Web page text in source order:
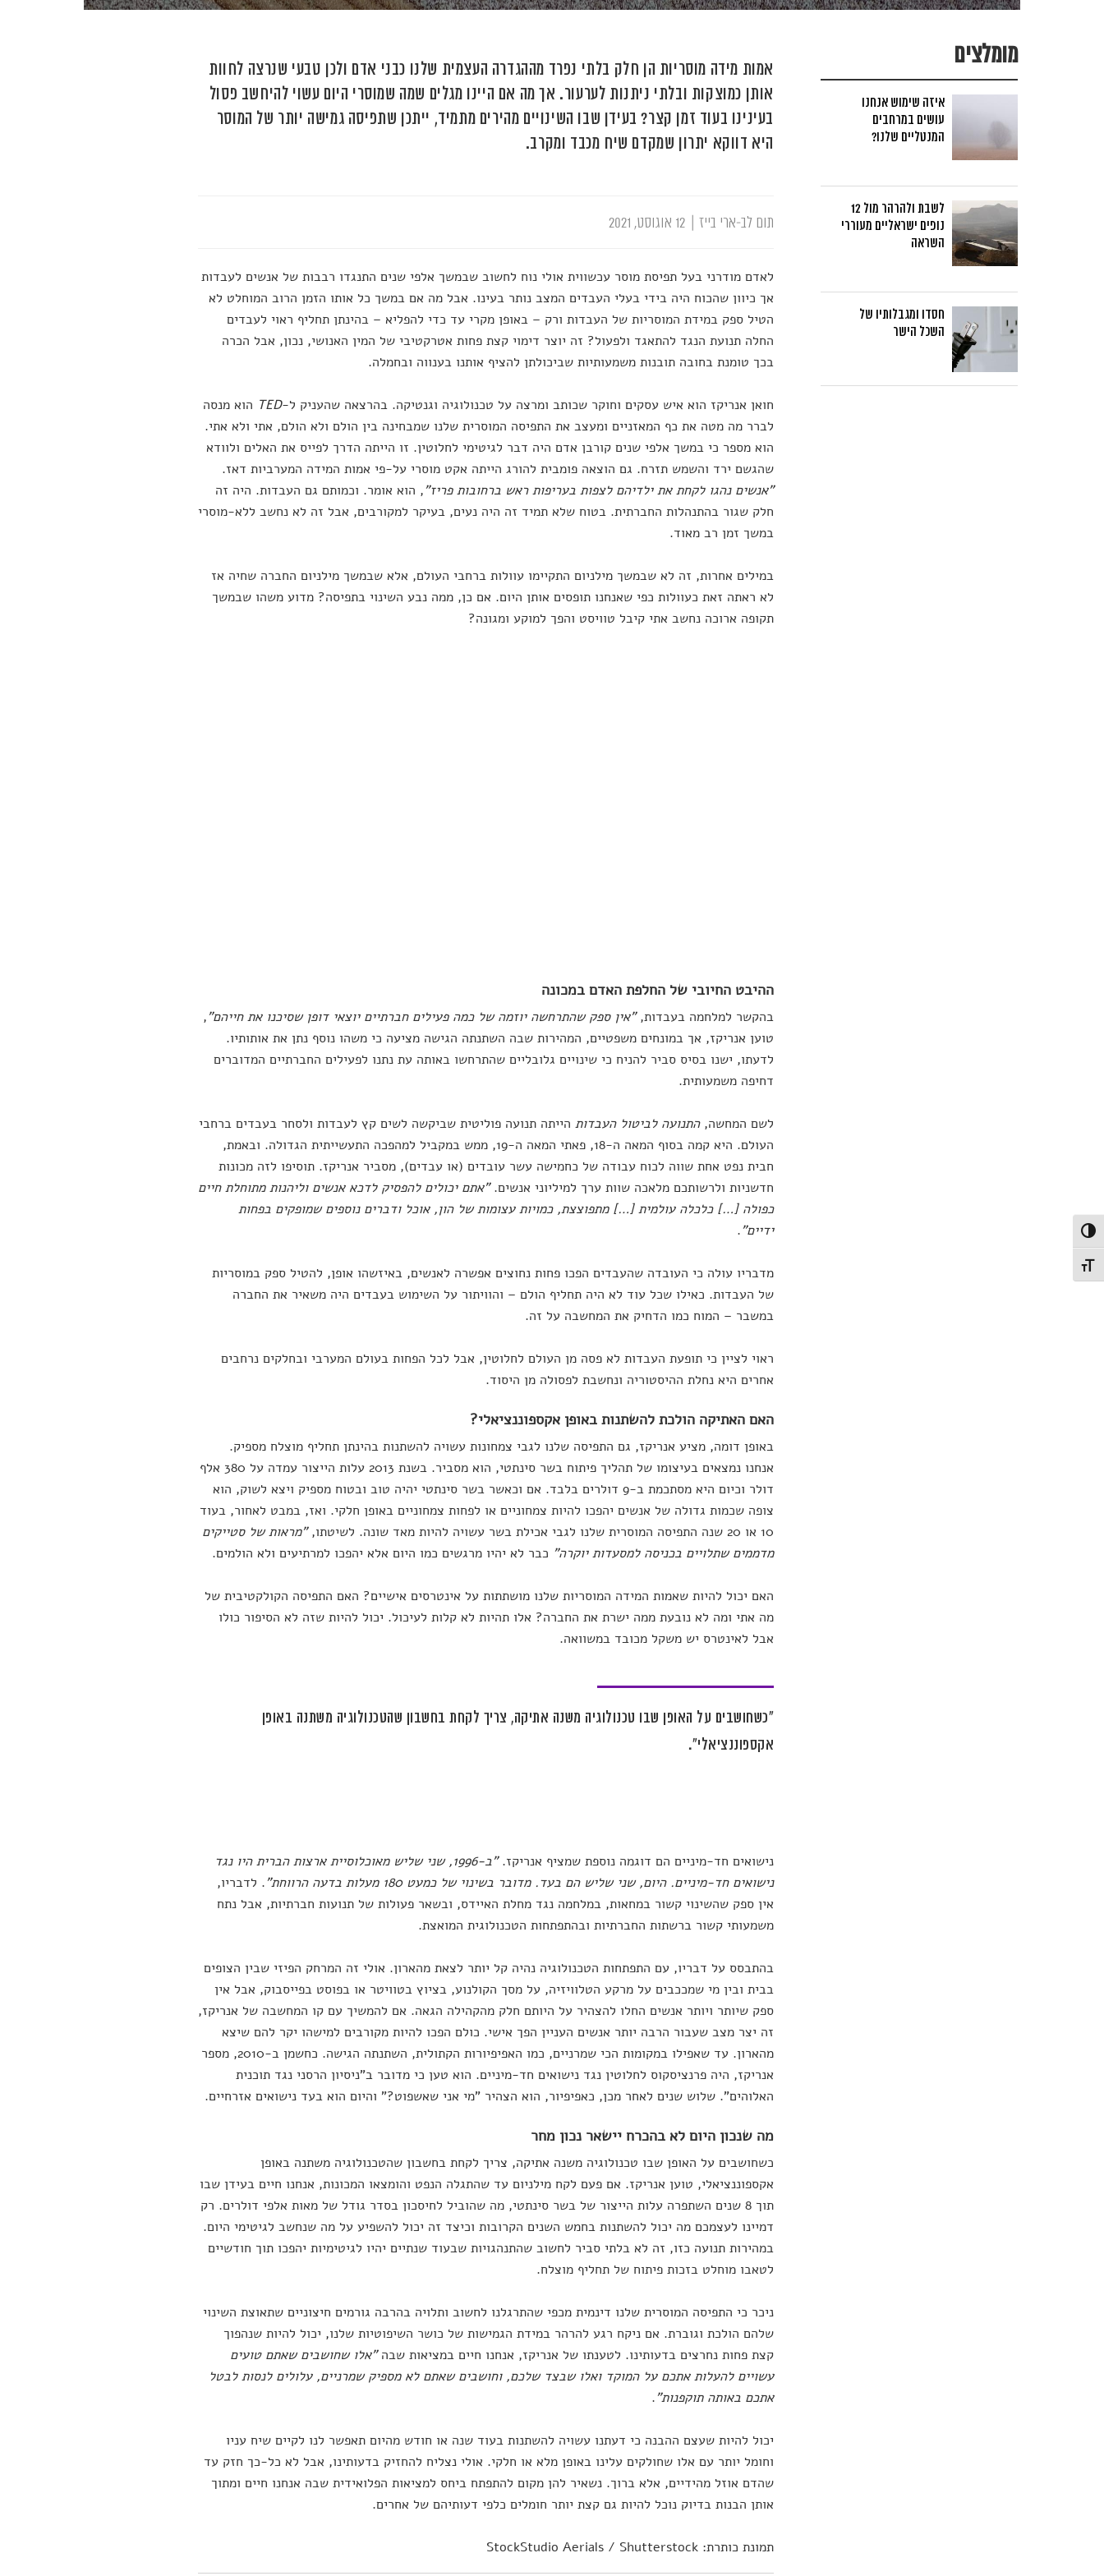
הפעל/כבה ניגודיות גבוהה
מתג גודל גופן
אמות מידה מוסריות הן חלק בלתי נפרד מההגדרה העצמית שלנו כבני אדם ולכן טבעי שנרצה לחוות
אותן כמוצקות ובלתי ניתנות לערעור. אך מה אם היינו מגלים שמה שמוסרי היום עשוי להיחשב פסול
בעינינו בעוד זמן קצר? בעידן שבו השינויים מהירים מתמיד, ייתכן שתפיסה גמישה יותר של המוסר
היא דווקא יתרון שמקדם שיח מכבד ומקרב.
תום לב-ארי בייז
לאדם מודרני בעל תפיסת מוסר עכשווית אולי נוח לחשוב שבמשך אלפי שנים התנגדו רבבות של אנשים לעבדות
אך כיוון שהכוח היה בידי בעלי העבדים המצב נותר בעינו. אבל מה אם במשך כל אותו הזמן הרוב המוחלט לא
הטיל ספק במידת המוסריות של העבדות ורק – באופן מקרי עד כדי להפליא – בהינתן תחליף ראוי לעבדים
החלה תנועת הנגד להתאגד ולפעול? זה יוצר דימוי קצת פחות אטרקטיבי של המין האנושי, נכון, אבל הכרה
בכך טומנת בחובה תובנות משמעותיות שביכולתן להציף אותנו בענווה ובחמלה.
חואן אנריקז הוא איש עסקים וחוקר שכותב ומרצה על טכנולוגיה וגנטיקה. בהרצאה שהעניק ל-TED הוא מנסה
לברר מה מטה את כף המאזניים ומעצב את התפיסה המוסרית שלנו שמבחינה בין הולם ולא הולם, אתי ולא אתי.
הוא מספר כי במשך אלפי שנים קורבן אדם היה דבר לגיטימי לחלוטין. זו הייתה הדרך לפייס את האלים ולוודא
שהגשם ירד והשמש תזרח. גם הוצאה פומבית להורג הייתה אקט מוסרי על-פי אמות המידה המערביות דאז.
"אנשים נהגו לקחת את ילדיהם לצפות בעריפות ראש ברחובות פריז", הוא אומר. וכמותם גם העבדות. היה זה
חלק שגור בהתנהלות החברתית. בטוח שלא תמיד זה היה נעים, בעיקר למקורבים, אבל זה לא נחשב ללא-מוסרי
במשך זמן רב מאוד.
במילים אחרות, זה לא שבמשך מילניום התקיימו עוולות ברחבי העולם, אלא שבמשך מילניום החברה שחיה אז
לא ראתה זאת כעוולות כפי שאנחנו תופסים אותן היום. אם כן, ממה נבע השינוי בתפיסה? מדוע משהו שבמשך
תקופה ארוכה נחשב אתי קיבל טוויסט והפך למוקע ומגונה?
ההיבט החיובי של החלפת האדם במכונה
בהקשר למלחמה בעבדות,"אין ספק שהתרחשה יוזמה של כמה פעילים חברתיים יוצאי דופן שסיכנו את חייהם",
טוען אנריקז, אך במונחים משפטיים, המהירות שבה השתנתה הגישה מציעה כי משהו נוסף נתן את אותותיו.
לדעתו, ישנו בסיס סביר להניח כי שינויים גלובליים שהתרחשו באותה עת נתנו לפעילים החברתיים המדוברים
דחיפה משמעותית.
לשם המחשה,התנועה לביטול העבדות הייתה תנועה פוליטית שביקשה לשים קץ לעבדות ולסחר בעבדים ברחבי
העולם. היא קמה בסוף המאה ה-18, פאתי המאה ה-19, ממש במקביל למהפכה התעשייתית הגדולה. ובאמת,
חבית נפט אחת שווה לכוח עבודה של כחמישה עשר עובדים (או עבדים), מסביר אנריקז. תוסיפו לזה מכונות
חדשניות ולרשותכם מלאכה שוות ערך למיליוני אנשים."אתם יכולים להפסיק לדכא אנשים וליהנות מתוחלת חיים
כפולה […] כלכלה עולמית […] מתפוצצת, כמויות עצומות של הון, אוכל ודברים נוספים שמופקים בפחות
ידיים".
מדבריו עולה כי העובדה שהעבדים הפכו פחות נחוצים אפשרה לאנשים, באיזשהו אופן, להטיל ספק במוסריות
של העבדות. כאילו שכל עוד לא היה תחליף הולם – והוויתור על השימוש בעבדים היה משאיר את החברה
במשבר – המוח כמו הדחיק את המחשבה על זה.
ראוי לציין כי תופעת העבדות לא פסה מן העולם לחלוטין, אבל לכל הפחות בעולם המערבי ובחלקים נרחבים
אחרים היא נחלת ההיסטוריה ונחשבת לפסולה מן היסוד.
האם האתיקה הולכת להשתנות באופן אקספוננציאלי?
באופן דומה, מציע אנריקז, גם התפיסה שלנו לגבי צמחונות עשויה להשתנות בהינתן תחליף מוצלח מספיק.
אנחנו נמצאים בעיצומו של תהליך פיתוח בשר סינתטי, הוא מסביר. בשנת 2013 עלות הייצור עמדה על 380 אלף
דולר וכיום היא מסתכמת ב-9 דולרים בלבד. אם וכאשר בשר סינתטי יהיה טוב ובטוח מספיק ויצא לשוק, הוא
צופה שכמות גדולה של אנשים יהפכו להיות צמחוניים או לפחות צמחוניים באופן חלקי. ואז, במבט לאחור, בעוד
10 או 20 שנה התפיסה המוסרית שלנו לגבי אכילת בשר עשויה להיות מאד שונה. לשיטתו,
"מראות של סטייקים
מדממים שתלויים בכניסה למסעדות יוקרה" כבר לא יהיו מרגשים כמו היום אלא יהפכו למרתיעים ולא הולמים.
האם יכול להיות שאמות המידה המוסריות שלנו מושתתות על אינטרסים אישיים? האם התפיסה הקולקטיבית של
מה אתי ומה לא נובעת ממה ישרת את החברה? אלו תהיות לא קלות לעיכול. יכול להיות שזה לא הסיפור כולו
אבל לאינטרס יש משקל מכובד במשוואה.
"כשחושבים על האופן שבו טכנולוגיה משנה אתיקה, צריך לקחת בחשבון שהטכנולוגיה משתנה באופן
אקספוננציאלי".
נישואים חד-מיניים הם דוגמה נוספת שמציף אנריקז.
"ב-1996, שני שליש מאוכלוסיית ארצות הברית היו נגד
נישואים חד-מיניים. היום, שני שליש הם בעד. מדובר בשינוי של כמעט 180 מעלות בדעה הרווחת"
. לדבריו,
אין ספק שהשינוי קשור במחאות, במלחמה נגד מחלת האיידס, ובשאר פעולות של תנועות חברתיות, אבל נתח
משמעותי קשור ברשתות החברתיות ובהתפתחות הטכנולוגית המואצת.
בהתבסס על דבריו, עם התפתחות הטכנולוגיה נהיה קל יותר לצאת מהארון. אולי זה המרחק הפיזי שבין הצופים
בבית ובין מי שמככבים על מרקע הטלוויזיה, על מסך הקולנוע, בציוץ בטוויטר או בפוסט בפייסבוק, אבל אין
ספק שיותר ויותר אנשים החלו להצהיר על היותם חלק מהקהילה הגאה. אם להמשיך עם קו המחשבה של אנריקז,
זה יצר מצב שעבור הרבה יותר אנשים העניין הפך אישי. כולם הפכו להיות מקורבים למישהו יקר להם שיצא
מהארון. עד שאפילו במקומות הכי שמרניים, כמו האפיפיורות הקתולית, השתנתה הגישה. כחשמן ב-2010, מספר
אנריקז, היה פרנציסקוס לחלוטין נגד נישואים חד-מיניים. הוא טען כי מדובר ב"ניסיון הרסני נגד תוכנית
האלוהים". שלוש שנים לאחר מכן, כאפיפיור, הוא הצהיר "מי אני שאשפוט?" והיום הוא בעד נישואים אזרחיים.
מה שנכון היום לא בהכרח יישאר נכון מחר
כשחושבים על האופן שבו טכנולוגיה משנה אתיקה, צריך לקחת בחשבון שהטכנולוגיה משתנה באופן
אקספוננציאלי, טוען אנריקז. אם פעם לקח מילניום עד שהתגלה הנפט והומצאו המכונות, אנחנו חיים בעידן שבו
תוך 8 שנים השתפרה עלות הייצור של בשר סינתטי, מה שהוביל לחיסכון בסדר גודל של מאות אלפי דולרים. רק
דמיינו לעצמכם מה יכול להשתנות בחמש השנים הקרובות וכיצד זה יכול להשפיע על מה שנחשב לגיטימי היום.
במהירות תנועה כזו, זה לא בלתי סביר לחשוב שהתנהגויות שבעוד שנתיים יהיו לגיטימיות יהפכו תוך חודשיים
לטאבו מוחלט בזכות פיתוח של תחליף מוצלח.
ניכר כי התפיסה המוסרית שלנו דינמית מכפי שהתרגלנו לחשוב ותלויה בהרבה גורמים חיצוניים שתאוצת השינוי
שלהם הולכת וגוברת. אם ניקח רגע להרהר במידת הגמישות של כושר השיפוטיות שלנו, יכול להיות שנהפוך
קצת פחות נחרצים בדעותינו. לטענתו של אנריקז, אנחנו חיים במציאות שבה"אלו שחושבים שאתם טועים
עשויים להעלות אתכם על המוקד ואלו שבצד שלכם, וחושבים שאתם לא מספיק שמרניים, עלולים לנסות לבטל
אתכם באותה תוקפנות"
.
יכול להיות שעצם ההבנה כי דעתנו עשויה להשתנות בעוד שנה או חודש מהיום תאפשר לנו לקיים שיח עניו
וחומל יותר עם אלו שחולקים עלינו באופן מלא או חלקי. אולי נצליח להחזיק בדעותינו, אבל לא כל-כך חזק עד
שהדם אוזל מהידיים, אלא ברוך. נשאיר להן מקום להתפתח ביחס למציאות הפלואידית שבה אנחנו חיים ומתוך
אותן הבנות בדיוק נוכל להיות גם קצת יותר חומלים כלפי דעותיהם של אחרים.
תמונת כותרת: StockStudio Aerials / Shutterstock
מומלצים
איזה שימוש אנחנו
עושים במרחבים
המנטליים שלנו?
לשבת ולהרהר מול 12
נופים ישראליים מעוררי
השראה
חסדו ומגבלותיו של
השכל הישר